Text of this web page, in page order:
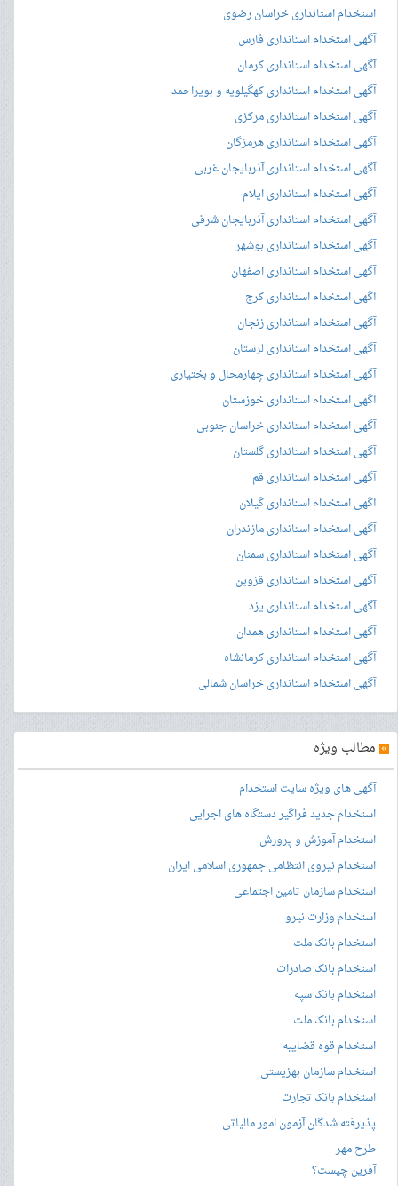
استخدام استانداری خراسان رضوی
آگهی استخدام استانداری فارس
آگهی استخدام استانداری کرمان
آگهی استخدام استانداری کهگیلویه و بویراحمد
آگهی استخدام استانداری مرکزی
آگهی استخدام استانداری هرمزگان
آگهی استخدام استانداری آذربایجان غربی
آگهی استخدام استانداری ایلام
آگهی استخدام استانداری آذربایجان شرقی
آگهی استخدام استانداری بوشهر
آگهی استخدام استانداری اصفهان
آگهی استخدام استانداری کرج
آگهی استخدام استانداری زنجان
آگهی استخدام استانداری لرستان
آگهی استخدام استانداری چهارمحال و بختیاری
آگهی استخدام استانداری خوزستان
آگهی استخدام استانداری خراسان جنوبی
آگهی استخدام استانداری گلستان
آگهی استخدام استانداری قم
آگهی استخدام استانداری گیلان
آگهی استخدام استانداری مازندران
آگهی استخدام استانداری سمنان
آگهی استخدام استانداری قزوین
آگهی استخدام استانداری یزد
آگهی استخدام استانداری همدان
آگهی استخدام استانداری کرمانشاه
آگهی استخدام استانداری خراسان شمالی
» مطالب ویژه
آگهی های ویژه سایت استخدام
استخدام جدید فراگیر دستگاه های اجرایی
استخدام آموزش و پرورش
استخدام نیروی انتظامی جمهوری اسلامی ایران
استخدام سازمان تامین اجتماعی
استخدام وزارت نیرو
استخدام بانک ملت
استخدام بانک صادرات
استخدام بانک سپه
استخدام بانک ملت
استخدام قوه قضاییه
استخدام سازمان بهزیستی
استخدام بانک تجارت
پذیرفته شدگان آزمون امور مالیاتی
طرح مهر
آفرین چیست؟